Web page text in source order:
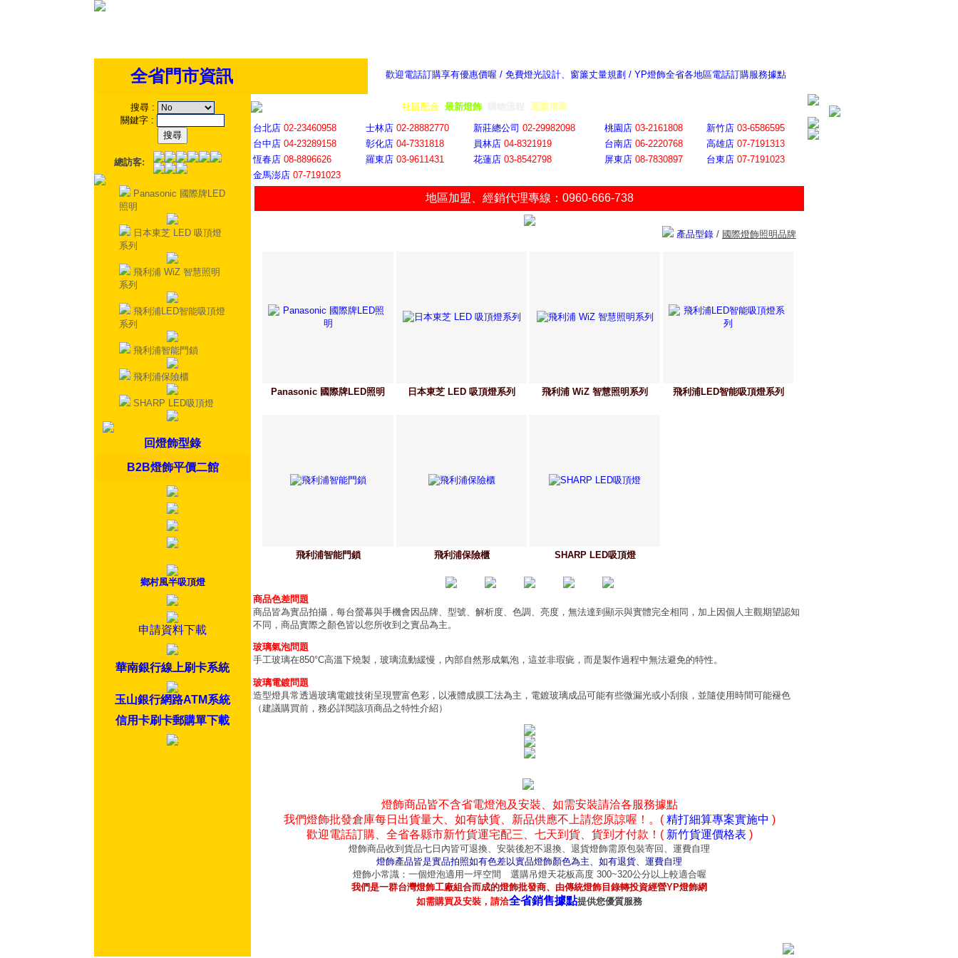
歡迎電話訂購享有優惠價喔 / 免費燈光設計、窗簾丈量規劃 / YP燈飾全省各地區電話訂購服務據點
全省門市資訊
搜尋 :
關鍵字 :
總訪客:
Panasonic 國際牌LED
照明
日本東芝 LED 吸頂燈
系列
飛利浦 WiZ 智慧照明
系列
飛利浦LED智能吸頂燈
系列
飛利浦智能門鎖
飛利浦保險櫃
SHARP LED吸頂燈
回燈飾型錄
B2B燈飾平價二館
鄉村風半吸頂燈
申請資料下載
華南銀行線上刷卡系統
玉山銀行網路ATM系統
信用卡刷卡郵購單下載
社區配合 最新燈飾 選購清單
台北店 02-23460958 士林店 02-28882770 新莊總公司 02-29982098 桃園店 03-2161808 新竹店 03-6586595
台中店 04-23289158 彰化店 04-7331818 員林店 04-8321919 台南店 06-2220768 高雄店 07-7191313
恆春店 08-8896626 羅東店 03-9611431 花蓮店 03-8542798 屏東店 08-7830897 台東店 07-7191023
金馬澎店 07-7191023
地區加盟 經銷代理專線：0960-666-738
產品型錄 / 國際燈飾照明品牌
Panasonic 國際牌LED照明 日本東芝 LED 吸頂燈系列 飛利浦 WiZ 智慧照明系列 飛利浦LED智能吸頂燈系列
飛利浦智能門鎖 飛利浦保險櫃 SHARP LED吸頂燈
商品色差問題
商品皆為實品拍攝，每台螢幕與手機會因品牌、型號、解析度、色調、亮度，無法達到顯示與實體完全相同，加上因個人主觀期望認知
不同，商品實際之顏色皆以您所收到之實品為主。
玻璃氣泡問題
手工玻璃在850°C高溫下燒製，玻璃流動緩慢，內部自然形成氣泡，這並非瑕疵，而是製作過程中無法避免的特性。
玻璃電鍍問題
造型燈具常透過玻璃電鍍技術呈現豐富色彩，以液體成膜工法為主，電鍍玻璃成品可能有些微漏光或小刮痕，並隨使用時間可能褪色
（建議購買前，務必詳閱該項商品之特性介紹）
燈飾商品皆不含省電燈泡及安裝、如需安裝請洽各服務據點
我們燈飾批發倉庫每日出貨量大、如有缺貨、新品供應不上請您原諒喔！。( 精打細算專案實施中 )
歡迎電話訂購、全省各縣市新竹貨運宅配三、七天到貨、貨到才付款！( 新竹貨運價格表 )
燈飾商品收到貨品七日內皆可退換、安裝後恕不退換、退貨燈飾需原包裝寄回、運費自理
燈飾產品皆是實品拍照如有色差以實品燈飾顏色為主、如有退貨、運費自理
燈飾小常識：一個燈泡適用一坪空間 選購吊燈天花板高度 300~320公分以上較適合喔
我們是一群台灣燈飾工廠組合而成的燈飾批發商、由傳統燈飾目錄轉投資經營YP燈飾網
如需購買及安裝，請洽全省銷售據點提供您優質服務